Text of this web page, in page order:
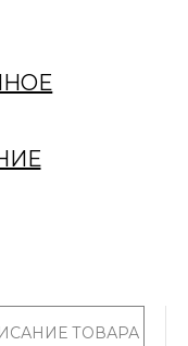
ТОВАРА